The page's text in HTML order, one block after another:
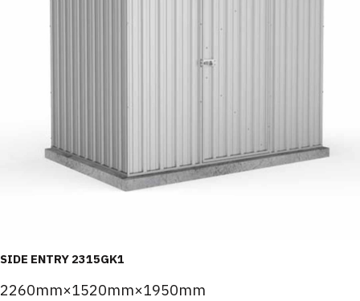
SIDE ENTRY 2315GK1
2260mm×1520mm×1950mm